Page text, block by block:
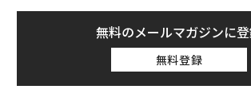
無料のメールマガジンに
無料登録